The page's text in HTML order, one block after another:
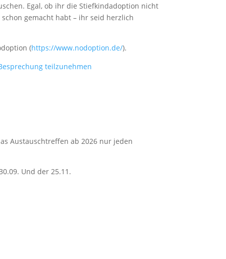
Egal, ob ihr die Stiefkindadoption nicht
gemacht habt – ihr seid herzlich
(https://www.nodoption.de/).
teilzunehmen
Austauschtreffen ab 2026 nur jeden
Und der 25.11.